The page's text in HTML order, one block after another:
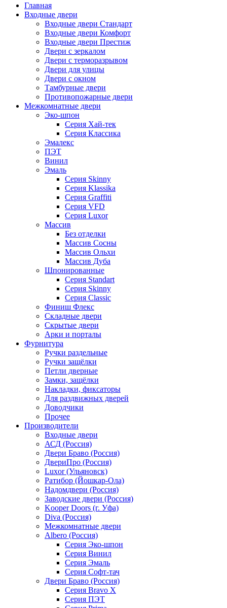
Главная
Входные двери
Входные двери Стандарт
Входные двери Комфорт
Входные двери Престиж
Двери с зеркалом
Двери с терморазрывом
Двери для улицы
Двери с окном
Тамбурные двери
Противопожарные двери
Межкомнатные двери
Эко-шпон
Серия Хай-тек
Серия Классика
Эмалекс
ПЭТ
Винил
Эмаль
Серия Skinny
Серия Klassika
Серия Graffiti
Серия VFD
Серия Luxor
Массив
Без отделки
Массив Сосны
Массив Ольхи
Массив Дуба
Шпонированные
Серия Standart
Серия Skinny
Серия Classic
Финиш Флекс
Складные двери
Скрытые двери
Арки и порталы
Фурнитура
Ручки раздельные
Ручки защёлки
Петли дверные
Замки, защёлки
Накладки, фиксаторы
Для раздвижных дверей
Доводчики
Прочее
Производители
Входные двери
АСД (Россия)
Двери Браво (Россия)
ДвериПро (Россия)
Luxor (Ульяновск)
Ратибор (Йошкар-Ола)
Надомдвери (Россия)
Заводские двери (Россия)
Kooper Doors (г. Уфа)
Diva (Россия)
Межкомнатные двери
Albero (Россия)
Серия Эко-шпон
Серия Винил
Серия Эмаль
Серия Софт-тач
Двери Браво (Россия)
Серия Bravo X
Серия ПЭТ